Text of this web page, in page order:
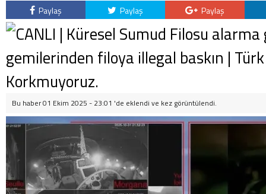
Paylaş Paylaş Paylaş
Bu haber 01 Ekim 2025 - 23:01 'de eklendi ve kez görüntülendi.